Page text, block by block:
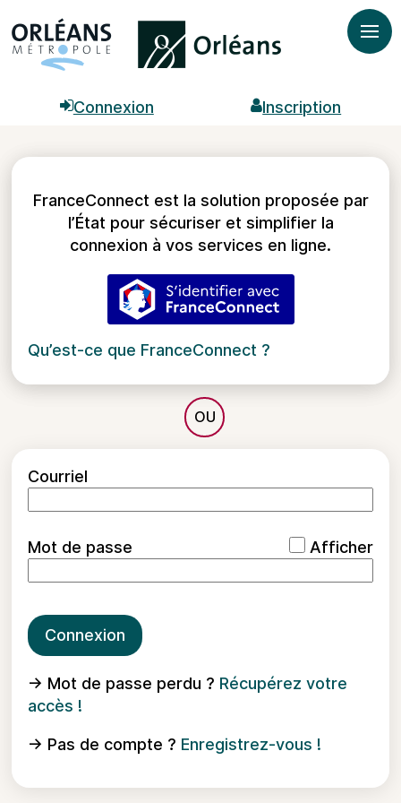
Connexion Inscription
FranceConnect est la solution proposée par
l’État pour sécuriser et simplifier la
connexion à vos services en ligne.
S’identifier avec
Qu’est-ce que FranceConnect ?
Courriel
Mot de passe Afficher
Connexion
→ Mot de passe perdu ? Récupérez votre
accès !
→ Pas de compte ? Enregistrez-vous !